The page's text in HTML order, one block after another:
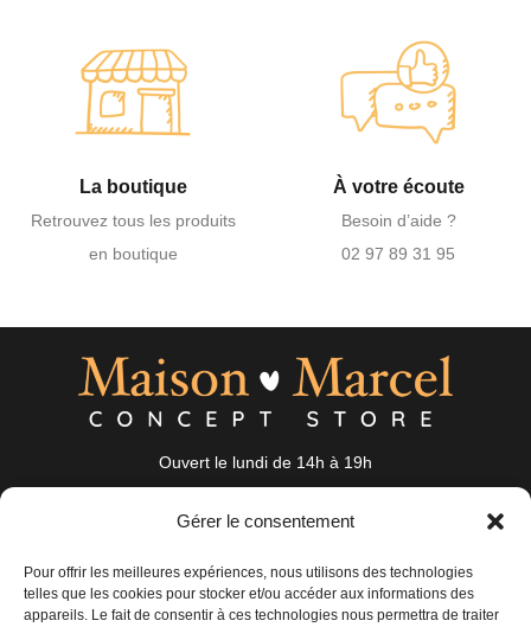
Gérer le consentement
Pour offrir les meilleures expériences, nous utilisons des technologies
telles que les cookies pour stocker et/ou accéder aux informations des
appareils. Le fait de consentir à ces technologies nous permettra de traiter
La boutique
Retrouvez tous les produits
en boutique
À votre écoute
Besoin d’aide ?
02 97 89 31 95
Ouvert le lundi de 14h à 19h
19 Rue Auguste Nayel 56100 Lorient
bonjour@maisonmarcel-conceptstore.com
02 97 89 31 95